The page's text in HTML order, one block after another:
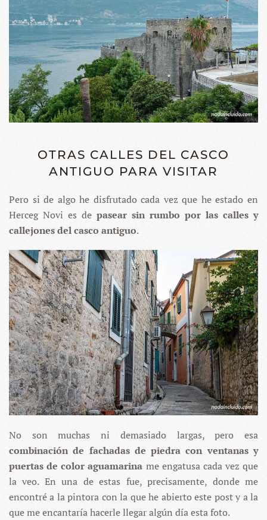
OTRAS CALLES DEL CASCO
ANTIGUO PARA VISITAR
Pero si de algo he disfrutado cada vez que he estado en
Herceg Novi es de pasear sin rumbo por las calles y
callejones del casco antiguo.
No son muchas ni demasiado largas, pero esa
combinación de fachadas de piedra con ventanas y
puertas de color aguamarina me engatusa cada vez que
la veo. En una de estas fue, precisamente, donde me
encontré a la pintora con la que he abierto este post y a la
que me encantaría hacerle llegar algún día esta foto.